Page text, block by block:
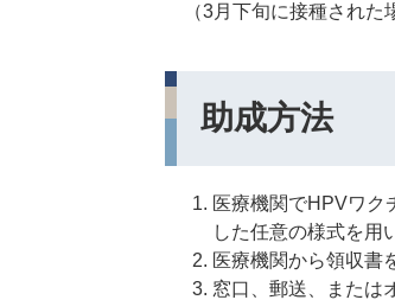
（3月下旬に接種された
助成方法
医療機関でHPVワク
した任意の様式を用
医療機関から領収書
窓口、郵送、または